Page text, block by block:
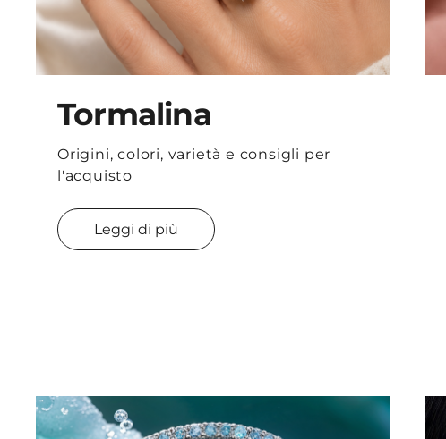
Tormalina
Origini, colori, varietà e consigli per
l'acquisto
Leggi di più